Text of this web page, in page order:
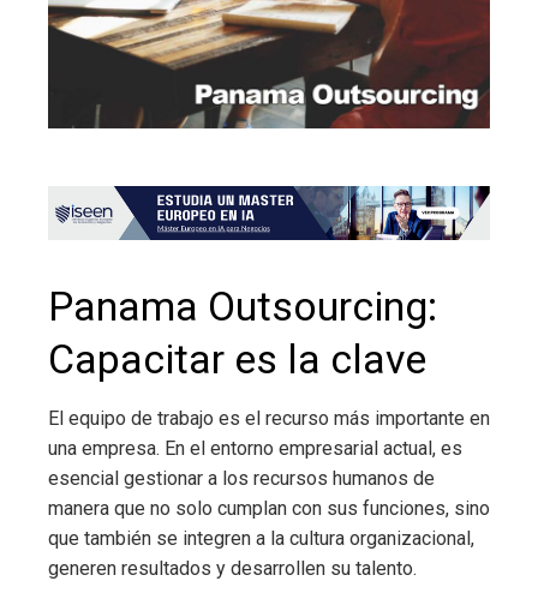
Panama Outsourcing:
Capacitar es la clave
El equipo de trabajo es el recurso más importante en
una empresa. En el entorno empresarial actual, es
esencial gestionar a los recursos humanos de
manera que no solo cumplan con sus funciones, sino
que también se integren a la cultura organizacional,
generen resultados y desarrollen su talento.